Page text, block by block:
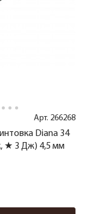
Арт. 266268
Diana 34
★ 3 Дж) 4,5 мм